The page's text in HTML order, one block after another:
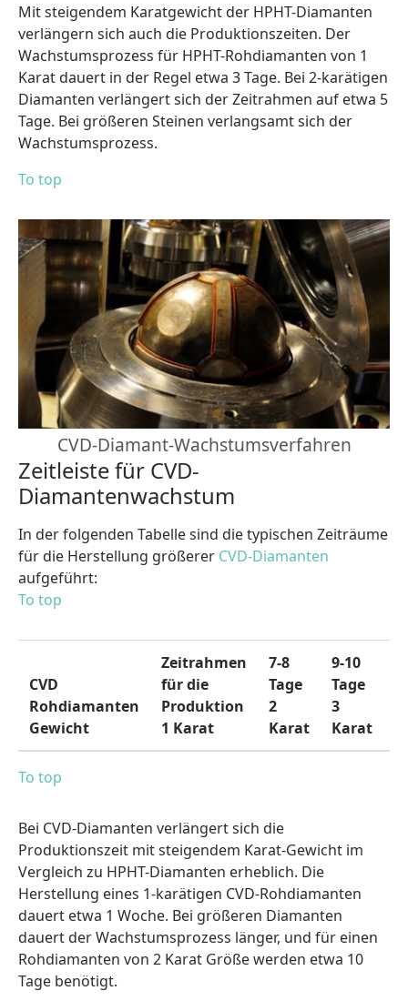
Mit steigendem Karatgewicht der HPHT-Diamanten
verlängern sich auch die Produktionszeiten. Der
Wachstumsprozess für HPHT-Rohdiamanten von 1
Karat dauert in der Regel etwa 3 Tage. Bei 2-karätigen
Diamanten verlängert sich der Zeitrahmen auf etwa 5
Tage. Bei größeren Steinen verlangsamt sich der
Wachstumsprozess.
To top
CVD-Diamant-Wachstumsverfahren
Zeitleiste für CVD-
Diamantenwachstum
In der folgenden Tabelle sind die typischen Zeiträume
für die Herstellung größerer CVD-Diamanten
aufgeführt:
To top
CVD
Rohdiamanten
Gewicht
Zeitrahmen
für die
Produktion
1 Karat
7-8
Tage
2
Karat
9-10
Tage
3
Karat
To top
Bei CVD-Diamanten verlängert sich die
Produktionszeit mit steigendem Karat-Gewicht im
Vergleich zu HPHT-Diamanten erheblich. Die
Herstellung eines 1-karätigen CVD-Rohdiamanten
dauert etwa 1 Woche. Bei größeren Diamanten
dauert der Wachstumsprozess länger, und für einen
Rohdiamanten von 2 Karat Größe werden etwa 10
Tage benötigt.